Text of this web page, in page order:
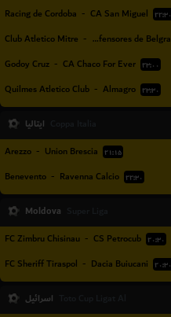
Racing de Cordoba - CA San Miguel ۲۲:۳۰
Club Atletico Mitre - CA Defensores de Belgrano
Godoy Cruz - CA Chaco For Ever ۲۳:۰۰
Quilmes Atletico Club - Almagro ۲۳:۳۰
ایتالیا
Arezzo - Union Brescia ۲۱:۱۵
Benevento - Ravenna Calcio ۲۲:۳۰
Moldova
FC Zimbru Chisinau - CS Petrocub ۲۰:۳۰
FC Sheriff Tiraspol - Dacia Buiucani ۲۰:۳۰
اسرائیل